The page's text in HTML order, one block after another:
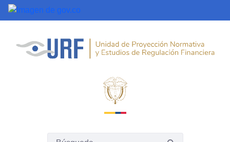
Saltar al contenido principal